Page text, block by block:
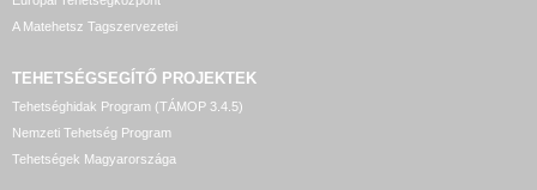
A Matehetsz Tagszervezetei
TEHETSÉGSEGÍTŐ PROJEKTEK
Tehetséghidak Program (TÁMOP 3.4.5)
Nemzeti Tehetség Program
Tehetségek Magyarországa